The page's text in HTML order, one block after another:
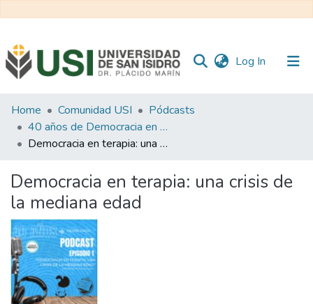
Log In (current)
Communities
&
Collections
Statistics
Home Comunidad USI
Pódcasts
40 años de Democracia en Argentina
Democracia en terapia: una crisis de la mediana edad
Democracia en terapia: una crisis de
la mediana edad